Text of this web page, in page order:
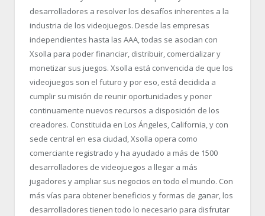
desarrolladores a resolver los desafíos inherentes a la
industria de los videojuegos. Desde las empresas
independientes hasta las AAA, todas se asocian con
Xsolla para poder financiar, distribuir, comercializar y
monetizar sus juegos. Xsolla está convencida de que los
videojuegos son el futuro y por eso, está decidida a
cumplir su misión de reunir oportunidades y poner
continuamente nuevos recursos a disposición de los
creadores. Constituida en Los Ángeles, California, y con
sede central en esa ciudad, Xsolla opera como
comerciante registrado y ha ayudado a más de 1500
desarrolladores de videojuegos a llegar a más
jugadores y ampliar sus negocios en todo el mundo. Con
más vías para obtener beneficios y formas de ganar, los
desarrolladores tienen todo lo necesario para disfrutar